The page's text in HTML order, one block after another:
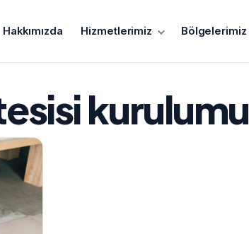
Hakkımızda Hizmetlerimiz Bölgelerimiz
kurulumu